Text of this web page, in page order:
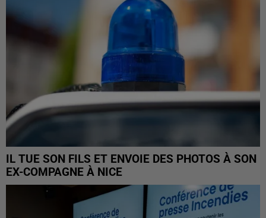
IL TUE SON FILS ET ENVOIE DES PHOTOS À SON
EX-COMPAGNE À NICE